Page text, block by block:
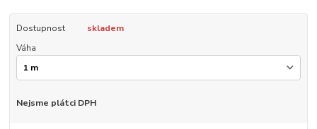
Dostupnost
skladem
Váha
Nejsme plátci DPH